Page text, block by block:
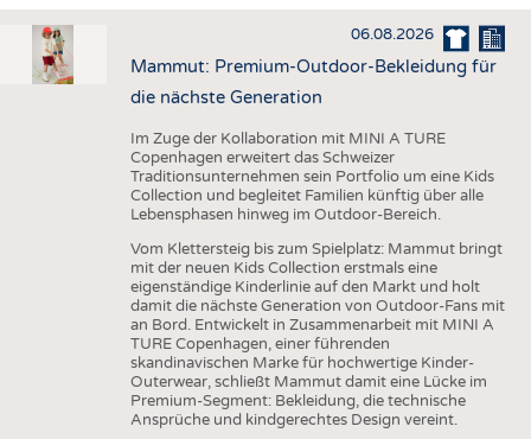
HAUS- UND HEIMTEXTILIEN
BEKLEIDUNG
TESTS
AUSSCHREIBUNGEN
DTV AUSSCHREIBUNGSDIENST
STATISTICS
DAUNENCHECK
ADRESSEN & LINKS
PUBLIKATIONEN
TERMINE
BRANCHENTERMINE
06.08.2026
Mammut: Premium-Outdoor-Bekleidung für
die nächste Generation
Im Zuge der Kollaboration mit MINI A TURE
Copenhagen erweitert das Schweizer
Traditionsunternehmen sein Portfolio um eine Kids
Collection und begleitet Familien künftig über alle
Lebensphasen hinweg im Outdoor-Bereich.
Vom Klettersteig bis zum Spielplatz: Mammut bringt
mit der neuen Kids Collection erstmals eine
eigenständige Kinderlinie auf den Markt und holt
damit die nächste Generation von Outdoor-Fans mit
an Bord. Entwickelt in Zusammenarbeit mit MINI A
TURE Copenhagen, einer führenden
skandinavischen Marke für hochwertige Kinder-
Outerwear, schließt Mammut damit eine Lücke im
Premium-Segment: Bekleidung, die technische
Ansprüche und kindgerechtes Design vereint.